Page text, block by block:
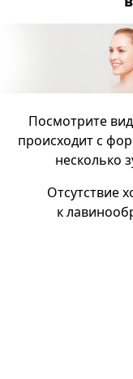
Посмотрите
происходит с
несколько
Отсутствие
к